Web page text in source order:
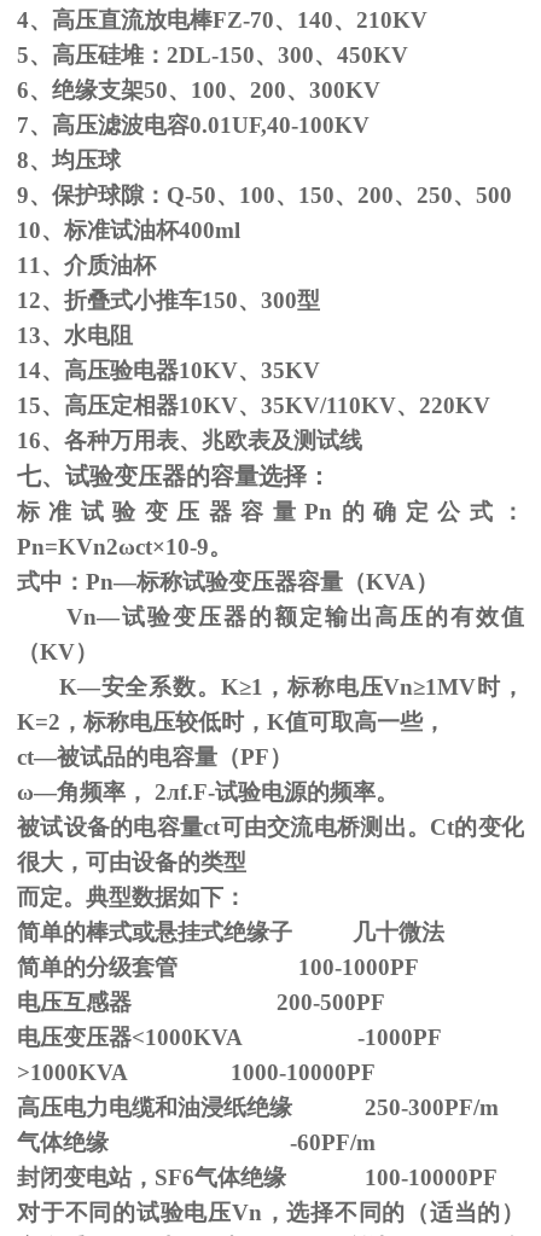
4、高压直流放电棒FZ-70、 140、 210KV
5、高压硅堆： 2DL-150、 300、 450KV
6、绝缘支架50、 100、 200、 300KV
7、高压滤波电容0.01UF,40-100KV
8、均压球
9、保护球隙： Q-50、 100、 150、 200、 250、 500
10、标准试油杯400ml
11、介质油杯
12、折叠式小推车150、 300型
13、水电阻
14、高压验电器10KV、 35KV
15、高压定相器10KV、 35KV/110KV、 220KV
16、各种万用表、兆欧表及测试线
七、试验变压器的容量选择：
标准试验变压器容量Pn 的确定公式：
Pn=KVn2ωct×10-9。
式中： Pn—标称试验变压器容量（KVA）
Vn—试验变压器的额定输出高压的有效值
（KV）
K—安全系数。 K≥1，标称电压Vn≥1MV时，
K=2，标称电压较低时，K值可取高一些，
ct—被试品的电容量（PF）
ω—角频率， 2лf.F-试验电源的频率。
被试设备的电容量ct可由交流电桥测出。Ct的变化
很大，可由设备的类型
而定。典型数据如下：
简单的棒式或悬挂式绝缘子 几十微法
简单的分级套管 100-1000PF
电压互感器 200-500PF
电压变压器<1000KVA -1000PF
>1000KVA 1000-10000PF
高压电力电缆和油浸纸绝缘 250-300PF/m
气体绝缘 -60PF/m
封闭变电站，SF6气体绝缘 100-10000PF
对于不同的试验电压Vn ，选择不同的（适当的）